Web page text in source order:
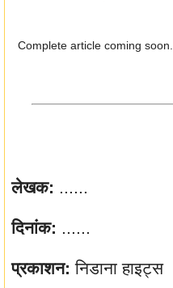
Complete article coming
लेखक: ......
दिनांक: ......
प्रकाशन: निडाना हाइट्स